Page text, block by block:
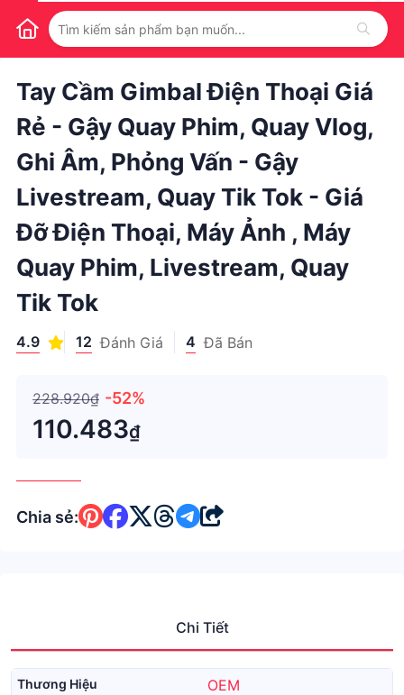
1
Tay Cầm Gimbal Điện Thoại Giá
Rẻ - Gậy Quay Phim, Quay Vlog,
Ghi Âm, Phỏng Vấn - Gậy
Livestream, Quay Tik Tok - Giá
Đỡ Điện Thoại, Máy Ảnh , Máy
Quay Phim, Livestream, Quay
Tik Tok
4.9 12 Đánh Giá 4 Đã Bán
228.920₫ -52%
110.483₫
Chia sẻ:
Chi Tiết
Thương Hiệu OEM